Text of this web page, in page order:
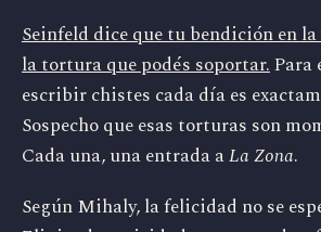
Seinfeld dice que tu bendición en
la tortura que podés soportar.Para
escribir chistes cada día es
Sospecho que esas torturas son
Cada una, una entrada aLa Zona.
Según Mihaly, la felicidad no se